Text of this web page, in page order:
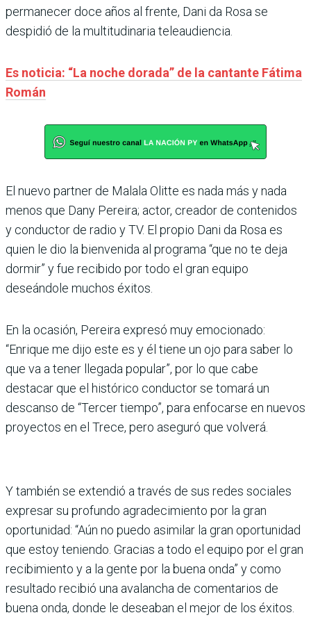
permanecer doce años al frente, Dani da Rosa se
despidió de la multitudinaria teleaudiencia.
Es noticia: “La noche dorada” de la cantante Fátima
Román
El nuevo partner de Malala Olitte es nada más y nada
menos que Dany Pereira; actor, creador de contenidos
y conductor de radio y TV. El propio Dani da Rosa es
quien le dio la bienvenida al programa “que no te deja
dormir” y fue recibido por todo el gran equipo
deseándole muchos éxitos.
En la ocasión, Pereira expresó muy emocionado:
“Enrique me dijo este es y él tiene un ojo para saber lo
que va a tener llegada popular”, por lo que cabe
destacar que el histórico conductor se tomará un
descanso de “Tercer tiempo”, para enfocarse en nuevos
proyectos en el Trece, pero aseguró que volverá.
Y también se extendió a través de sus redes sociales
expresar su profundo agradecimiento por la gran
oportunidad: “Aún no puedo asimilar la gran oportunidad
que estoy teniendo. Gracias a todo el equipo por el gran
recibimiento y a la gente por la buena onda” y como
resultado recibió una avalancha de comentarios de
buena onda, donde le deseaban el mejor de los éxitos.